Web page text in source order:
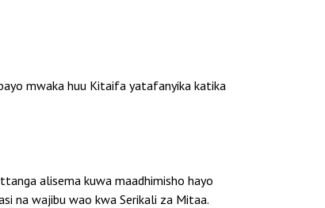
mwaka huu Kitaifa yatafanyika katika
alisema kuwa maadhimisho hayo
na wajibu wao kwa Serikali za Mitaa.